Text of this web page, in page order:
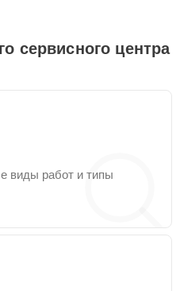
сервисного центра
виды работ и типы